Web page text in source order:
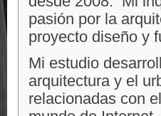
pasión por la
proyecto diseño y
Mi estudio
arquitectura y el
relacionadas con